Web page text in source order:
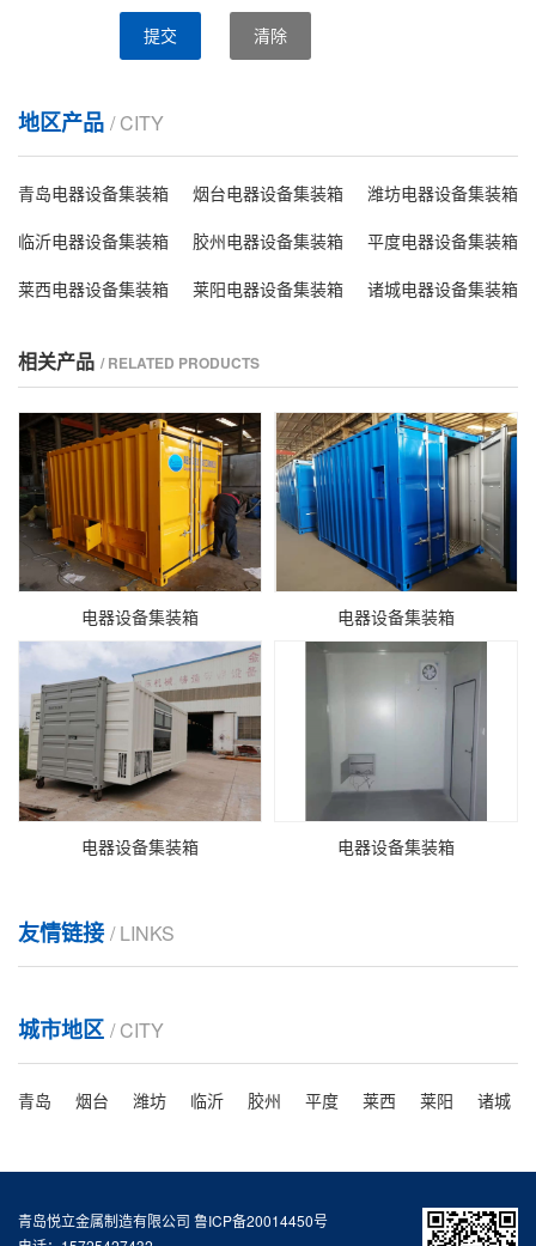
提交 清除
地区产品 / CITY
青岛电器设备集装箱 烟台电器设备集装箱
潍坊电器设备集装箱
临沂电器设备集装箱
胶州电器设备集装箱
平度电器设备集装箱
莱西电器设备集装箱
莱阳电器设备集装箱 诸城电器设备集装箱
相关产品 / RELATED PRODUCTS
电器设备集装箱 电器设备集装箱
电器设备集装箱 电器设备集装箱
友情链接 / LINKS
城市地区 / CITY
青岛 烟台 潍坊 临沂 胶州 平度 莱西 莱阳 诸城
青岛悦立金属制造有限公司 鲁ICP备20014450号